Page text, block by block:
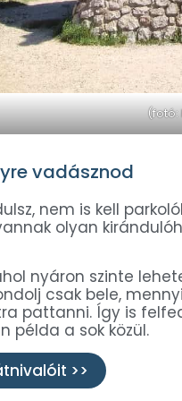
(fotó:
vadásznod
nem is kell
olyan
nyáron szinte
csak bele,
pattanni. Így is
példa a sok közül.
>>